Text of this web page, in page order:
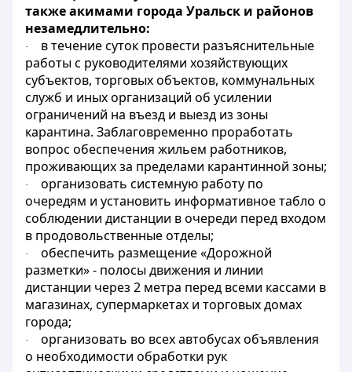
также акимами города Уральск и районов
незамедлительно:
·
в течение суток провести разъяснительные
работы с руководителями хозяйствующих
субъектов, торговых объектов, коммунальных
служб и иных организаций об усилении
ограничений на въезд и выезд из зоны
карантина. Заблаговременно проработать
вопрос обеспечения жильем работников,
проживающих за пределами карантинной зоны;
·
организовать системную работу по
очередям и установить информативное табло о
соблюдении дистанции в очереди перед входом
в продовольственные отделы;
·
обеспечить размещение «Дорожной
разметки» - полосы движения и линии
дистанции через 2 метра перед всеми кассами в
магазинах, супермаркетах и торговых домах
города;
·
организовать во всех автобусах объявления
о необходимости обработки рук